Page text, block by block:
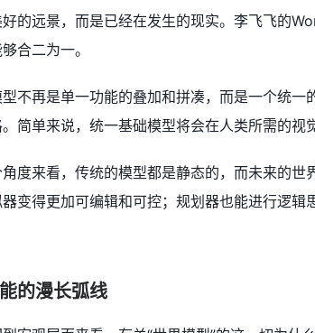
的远景，而是已经在发生的现实。李飞飞的
合二为一。
不再是单一功能的叠加和拼凑，而是一个统
简单来说，统一基础模型将会在人类所需的视
度来看，传统的模型都是静态的，而未来的
变得更加可编辑和可控；规划器也能进行逻辑
的漫长弧线